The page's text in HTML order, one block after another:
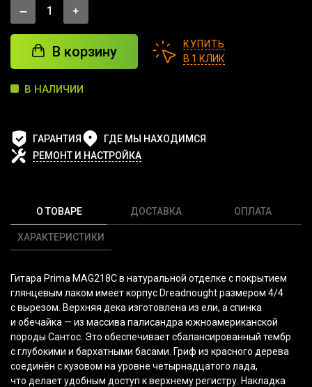
В корзину
КУПИТЬ
В 1 КЛИК
В НАЛИЧИИ
ГАРАНТИЯ
ГДЕ МЫ НАХОДИМСЯ
РЕМОНТ И НАСТРОЙКА
О ТОВАРЕ
ХАРАКТЕРИСТИКИ
ДОСТАВКА ОПЛАТА
Гитара Prima MAG218C в натуральной отделке с покрытием
глянцевым лаком имеет корпус Dreadnought размером 4/4
с вырезом. Верхняя дека изготовлена из ели, а спинка
и обечайка — из массива палисандра южноамериканской
породы Сантос. Это обеспечивает сбалансированный тембр
с глубокими и бархатными басами. Гриф из красного дерева
соединён с кузовом на уровне четырнадцатого лада,
что делает удобным доступ к верхнему регистру. Накладка